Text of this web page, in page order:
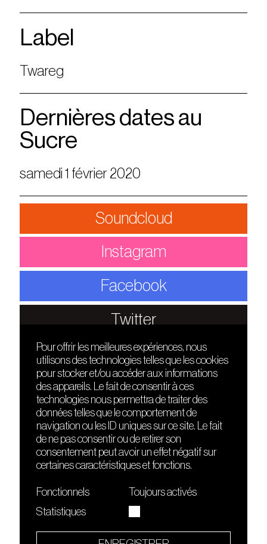
Label
Twareg
Dernières dates au
Sucre
samedi 1 février 2020
Soundcloud
Instagram
Facebook
Twitter
DÉCOUVRIR
Le lieu
Contact
Presse
Cours de DJing
TMLAB
FRIENDS
Nuits sonores
HEAT
Hôtel71
La Gaîté Lyrique
Le Sucre fait partie de
Pour offrir les meilleures expériences, nous
utilisons des technologies telles que les cookies
pour stocker et/ou accéder aux informations
des appareils. Le fait de consentir à ces
technologies nous permettra de traiter des
données telles que le comportement de
navigation ou les ID uniques sur ce site. Le fait
de ne pas consentir ou de retirer son
consentement peut avoir un effet négatif sur
certaines caractéristiques et fonctions.
Fonctionnels
Toujours activés
Statistiques